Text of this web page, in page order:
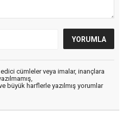
cümleler veya imalar, inançlara
büyük harflerle yazılmış yorumlar